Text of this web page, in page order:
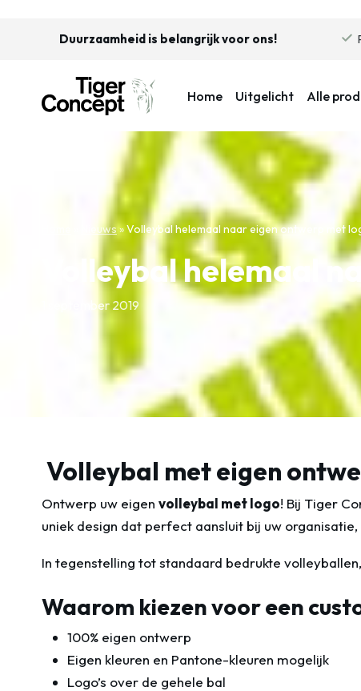
Duurzaamheid is belangrijk voor ons!
Home Uitgelicht Alle
Nieuws »Volleybal helemaal naar eigen ontwerp met
Volleybal helemaal
1 september 2019
Volleybal met eigen
Ontwerp uw eigen volleybal met logo! Bij Tiger
uniek design dat perfect aansluit bij uw
In tegenstelling tot standaard bedrukte
Waarom kiezen voor een
100% eigen ontwerp
Eigen kleuren en Pantone-kleuren mogelijk
Logo’s over de gehele bal